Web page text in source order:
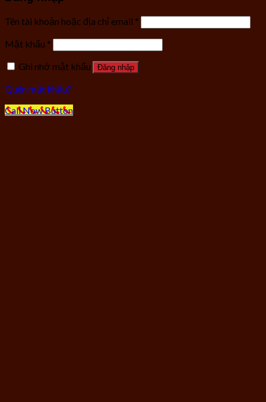
Tên tài khoản hoặc địa chỉ email *
Mật khẩu *
Ghi nhớ mật khẩu
Đăng nhập
Quên mật khẩu?
Call Now Button